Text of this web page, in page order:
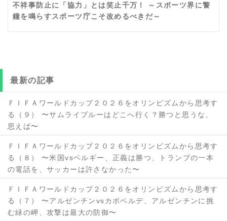
不祥事防止に「協力」とは笑止千万！ ～スポーツ界に警
鐘を鳴らすスポーツ庁こそ改めるべきだ～
最新の記事
ＦＩＦＡワールドカップ２０２６をオリンピズムから思考す
る（９） 〜サムライブルーはどこへ行く？勝つと思うな、
思えば〜
ＦＩＦＡワールドカップ２０２６をオリンピズムから思考す
る（８） 〜米国vsベルギー、正義は勝つ、トランプの一本
の電話を、サッカーは許さなかった〜
ＦＩＦＡワールドカップ２０２６をオリンピズムから思考す
る（７） 〜アルゼンチンvsカポベルデ、アルゼンチンに挑
む緑の岬、攻撃は最大の防御〜